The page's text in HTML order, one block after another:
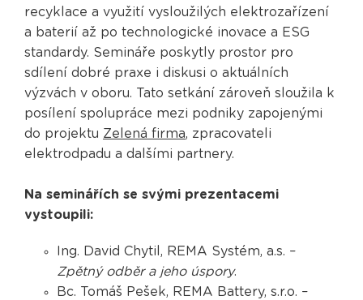
recyklace a využití vysloužilých elektrozařízení
a baterií až po technologické inovace a ESG
standardy. Semináře poskytly prostor pro
sdílení dobré praxe i diskusi o aktuálních
výzvách v oboru. Tato setkání zároveň sloužila k
posílení spolupráce mezi podniky zapojenými
do projektu Zelená firma, zpracovateli
elektrodpadu a dalšími partnery.
Na seminářích se svými prezentacemi
vystoupili:
Ing. David Chytil, REMA Systém, a.s. –
Zpětný odběr a jeho úspory.
Bc. Tomáš Pešek, REMA Battery, s.r.o. –